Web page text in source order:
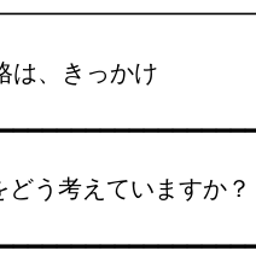
きっかけ
考えていますか？